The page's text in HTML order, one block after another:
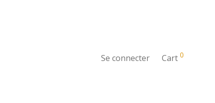
Se connecter Cart 0